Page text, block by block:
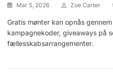
Mar 5, 2026 Zoe Carter
Gratis mønter kan opnås
kampagnekoder, giveaways på
fællesskabsarrangementer.